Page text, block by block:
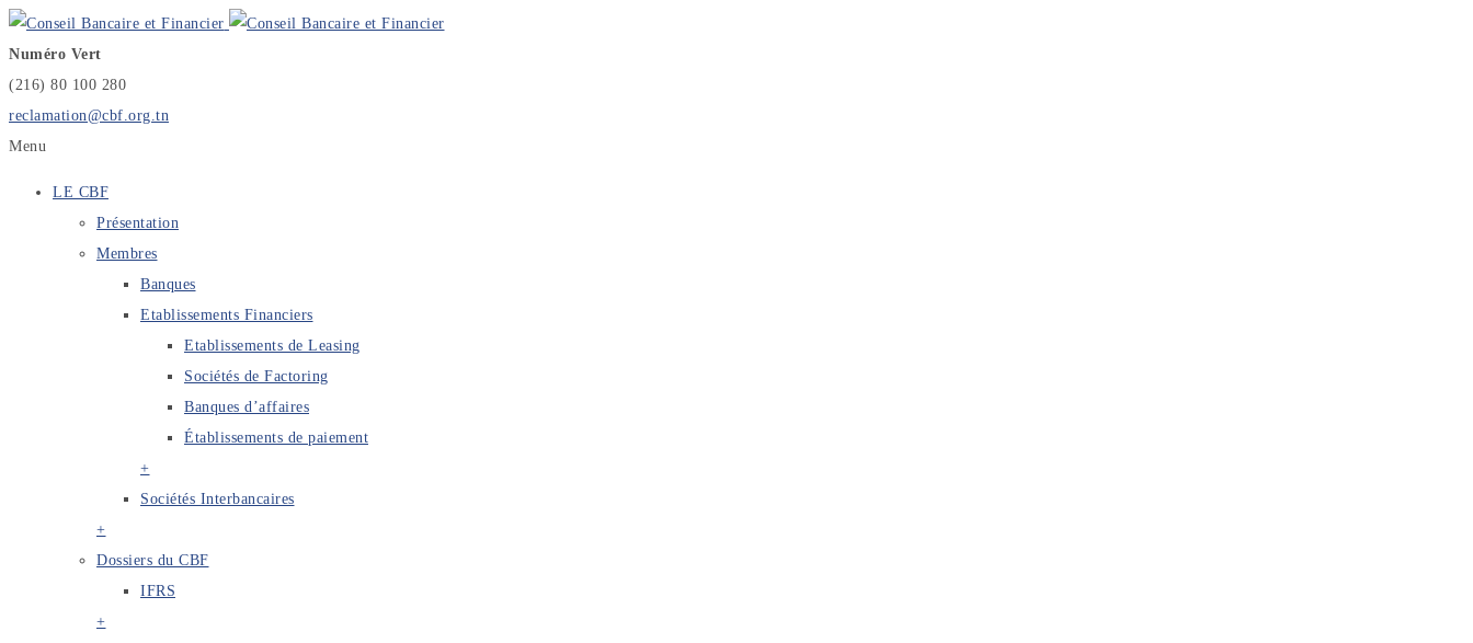
Numéro Vert
(216) 80 100 280
reclamation@cbf.org.tn
Menu
LE CBF
Présentation
Membres
Banques
Etablissements Financiers
Etablissements de Leasing
Sociétés de Factoring
Banques d’affaires
Établissements de paiement
+
Sociétés Interbancaires
+
Dossiers du CBF
IFRS
+